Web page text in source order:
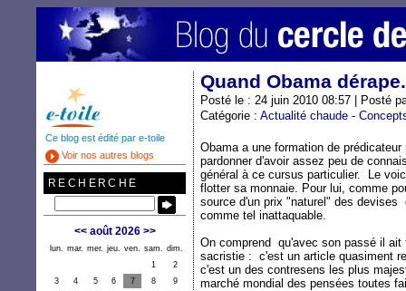
Quand Obama dérape.
Posté le : 24 juin 2010 08:57 | Posté
Catégorie : Actualité chaude -
Obama a une formation de
pardonner d'avoir assez peu de
général à ce cursus particulier. Le
flotter sa monnaie. Pour lui, comme
source d'un prix "naturel" des
comme tel inattaquable.
On comprend qu'avec son passé il
sacristie : c'est un article quasiment
c'est un des contresens les plus
marché mondial des pensées toutes
Ce blog est édité par e-toile
Voir nos autres blogs
RECHERCHE
<< août 2026 >>
lun. mar. mer. jeu. ven. sam.
dim.
1
2
3
4 5 6 7 8
9